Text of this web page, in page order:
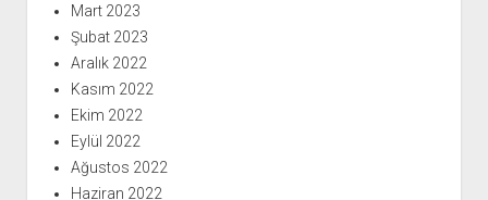
Mart 2023
Şubat 2023
Aralık 2022
Kasım 2022
Ekim 2022
Eylül 2022
Ağustos 2022
Haziran 2022